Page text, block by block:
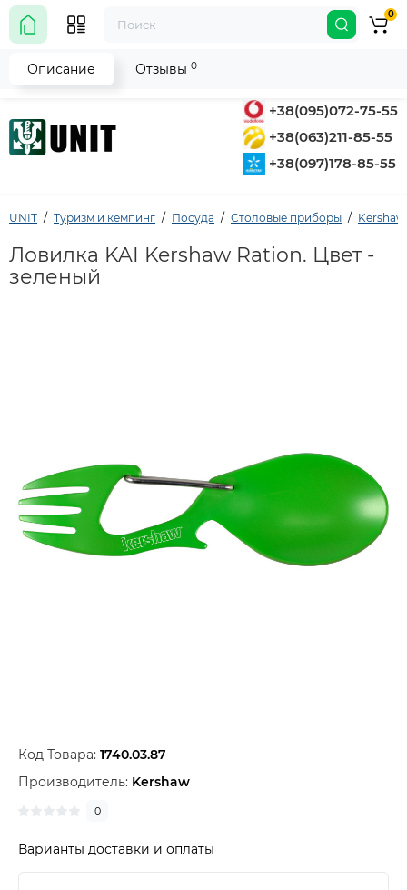
+38(095)072-75-55
+38(063)211-85-55
+38(097)178-85-55
0
UNIT Туризм и кемпинг Посуда Столовые приборы Kershaw
Ловилка KAI Kershaw Ration. Цвет -
зеленый
Код Товара: 1740.03.87
Производитель: Kershaw
0
Варианты доставки и оплаты
Описание Отзывы 0